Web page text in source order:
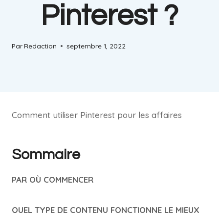
Pinterest ?
ParRedaction septembre 1, 2022
Comment utiliser Pinterest pour les affaires
Sommaire
PAR OÙ COMMENCER
QUEL TYPE DE CONTENU FONCTIONNE LE MIEUX